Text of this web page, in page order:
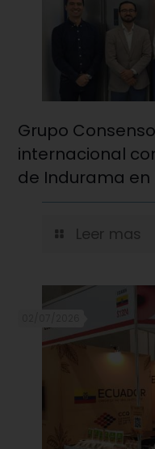
Grupo
internacional
de Indurama en
Leer mas